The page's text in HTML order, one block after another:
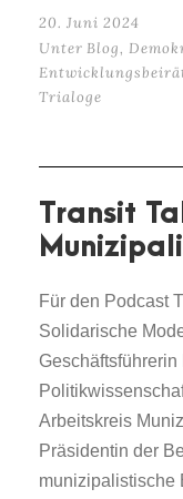
20. Juni 2024
Unter Blog,
Trialoge
Transit
Für den Podcast
Solidarische
Arbeitskreis
Präsidentin der
munizipalistische